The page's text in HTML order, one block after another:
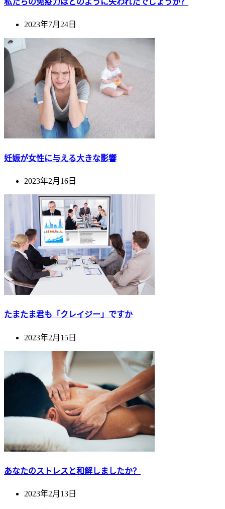
私たちの免疫力はどのように失われたでしょうか？
2023年7月24日
妊娠が女性に与える大きな影響
2023年2月16日
たまたま君も「クレイジー」ですか
2023年2月15日
あなたのストレスと和解しましたか？
2023年2月13日